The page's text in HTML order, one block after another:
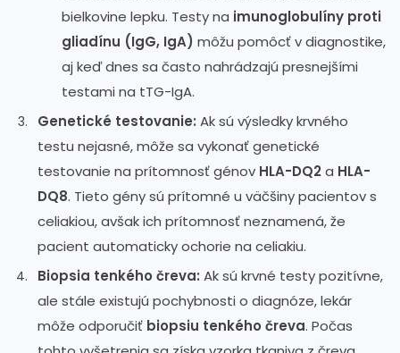
bielkovine lepku. Testy na imunoglobulíny proti
gliadínu (IgG, IgA) môžu pomôcť v diagnostike,
aj keď dnes sa často nahrádzajú presnejšími
testami na tTG-IgA.
Genetické testovanie: Ak sú výsledky krvného
testu nejasné, môže sa vykonať genetické
testovanie na prítomnosť génov HLA-DQ2a HLA-
DQ8. Tieto gény sú prítomné u väčšiny pacientov s
celiakiou, avšak ich prítomnosť neznamená, že
pacient automaticky ochorie na celiakiu.
Biopsia tenkého čreva: Ak sú krvné testy pozitívne,
ale stále existujú pochybnosti o diagnóze, lekár
môže odporučiť biopsiu tenkého čreva. Počas